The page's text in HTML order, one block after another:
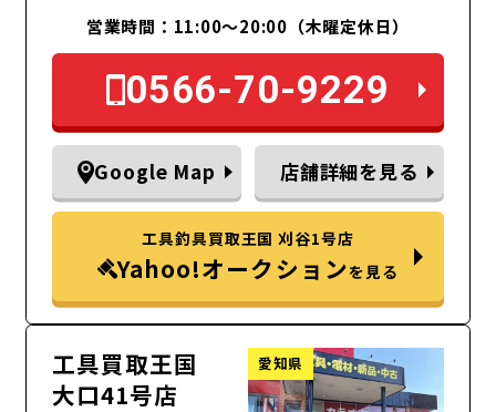
営業時間：11:00～20:00（木曜定休日）
0566-70-9229
Google Map 店舗詳細を見る
工具釣具買取王国 刈谷1号店
Yahoo!オークションを見る
工具買取王国
大口41号店
愛知県